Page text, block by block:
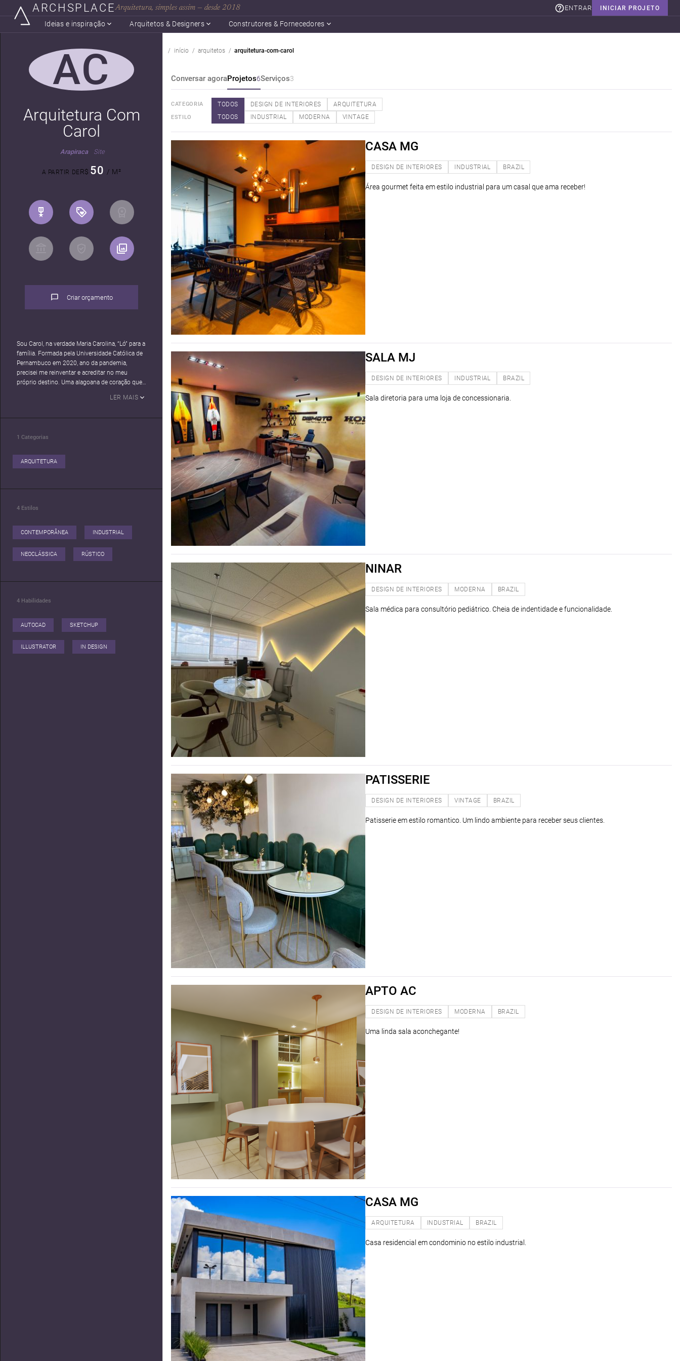
ARCHSPLACEArquitetura, simples assim — desde 2018 INICIAR PROJETO
ENTRAR
Ideias e inspiração Arquitetos & Designers Construtores & Fornecedores
AC
Arquitetura Com
Carol
Arapiraca Site
A PARTIR DER$ 50 / M²
Criar orçamento
Sou Carol, na verdade Maria Carolina, “Ló” para a
família. Formada pela Universidade Católica de
Pernambuco em 2020, ano da pandemia,
precisei me reinventar e acreditar no meu
próprio destino. Uma alagoana de coração que
faz ter uma alma livre e até mesmo nômade,
iria estar à frente do meu próprio negócio: Maria
Carol.
LER MAIS
1 Categorias
ARQUITETURA
4 Estilos
CONTEMPORÂNEA INDUSTRIAL
NEOCLÁSSICA RÚSTICO
4 Habilidades
AUTOCAD SKETCHUP
ILLUSTRATOR IN DESIGN
início arquitetos arquitetura-com-carol
Conversar agoraProjetos6Serviços3
CATEGORIA TODOS DESIGN DE INTERIORES ARQUITETURA
ESTILO TODOS INDUSTRIAL MODERNA VINTAGE
CASA MG
DESIGN DE INTERIORES INDUSTRIAL BRAZIL
Área gourmet feita em estilo industrial para um casal que ama receber!
SALA MJ
DESIGN DE INTERIORES INDUSTRIAL BRAZIL
Sala diretoria para uma loja de concessionaria.
NINAR
DESIGN DE INTERIORES MODERNA BRAZIL
Sala médica para consultório pediátrico. Cheia de indentidade e funcionalidade.
PATISSERIE
DESIGN DE INTERIORES VINTAGE BRAZIL
Patisserie em estilo romantico. Um lindo ambiente para receber seus clientes.
APTO AC
DESIGN DE INTERIORES MODERNA BRAZIL
Uma linda sala aconchegante!
CASA MG
ARQUITETURA INDUSTRIAL BRAZIL
Casa residencial em condominio no estilo industrial.